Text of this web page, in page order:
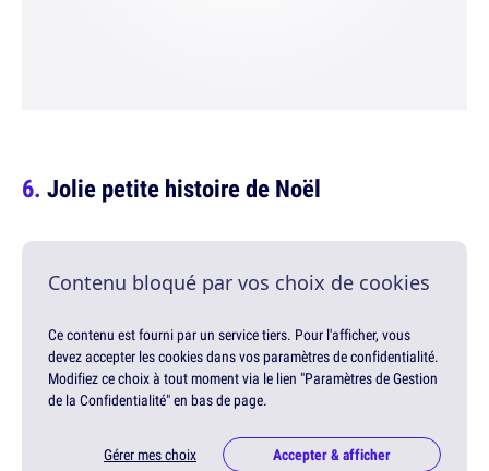
Jolie petite histoire de Noël
Contenu bloqué par vos choix de cookies
Ce contenu est fourni par un service tiers. Pour l'afficher, vous
devez accepter les cookies dans vos paramètres de confidentialité.
Modifiez ce choix à tout moment via le lien "Paramètres de Gestion
de la Confidentialité" en bas de page.
Gérer mes choix Accepter & afficher